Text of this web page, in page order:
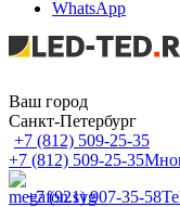
WhatsApp
Ваш город
Санкт-Петербург
+7 (812) 509-25-35
+7 (812) 509-25-35
+7 (921) 907-35-58